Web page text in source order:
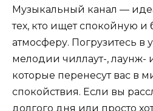
Музыкальный канал —
тех, кто ищет спокойную и
атмосферу. Погрузитесь
мелодии чиллаут-, лаунж-
которые перенесут вас в
спокойствия. Если вы
долгого дня или просто